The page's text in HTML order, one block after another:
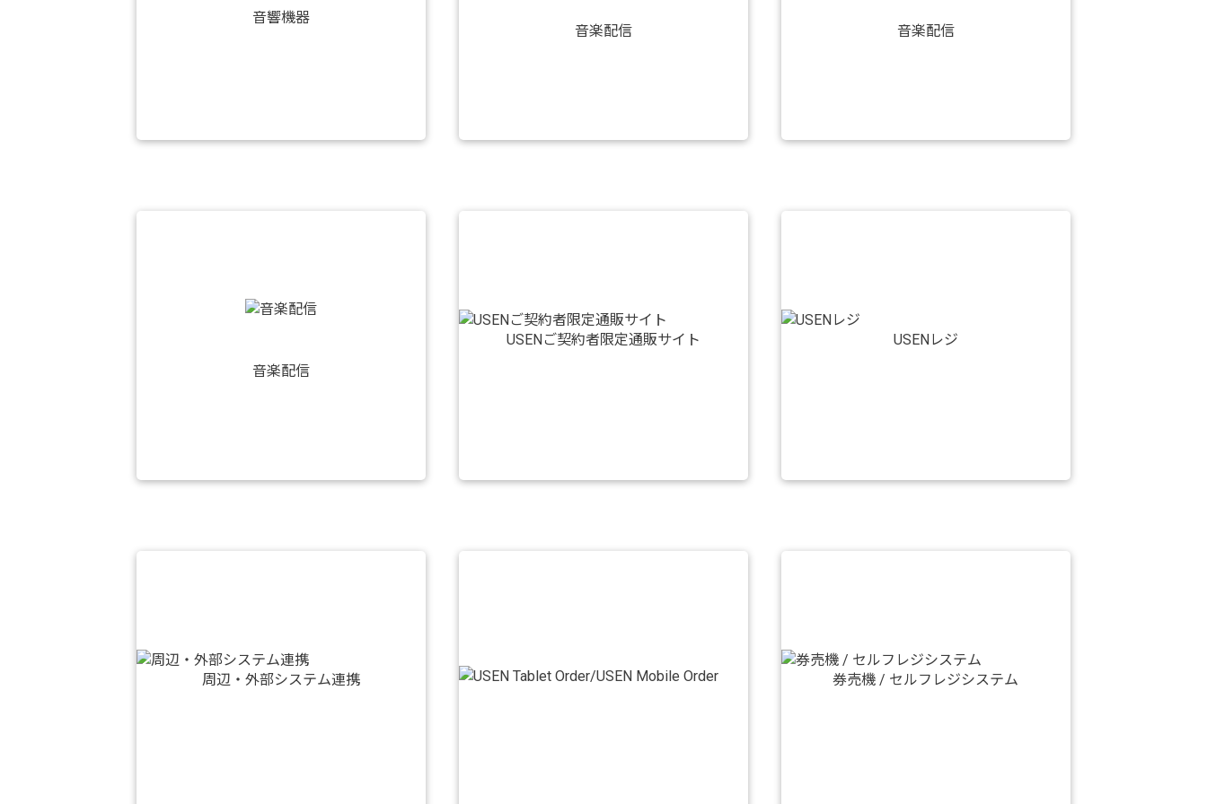
音響機器
音楽配信 音楽配信
音楽配信
USENご契約者限定通販サイト USENレジ
周辺・外部システム連携 券売機 / セルフレジシステム